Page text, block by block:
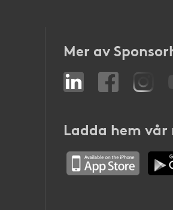
Mer av
Ladda hem